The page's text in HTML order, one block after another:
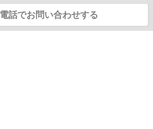
電話でお問い合わせする